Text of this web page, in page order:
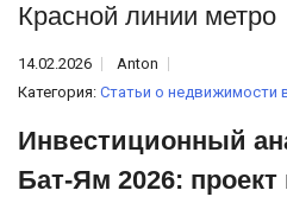
Красной линии метро
14.02.2026
Anton
Категория: Статьи о недвижимости
Инвестиционный
Бат-Ям 2026: проект